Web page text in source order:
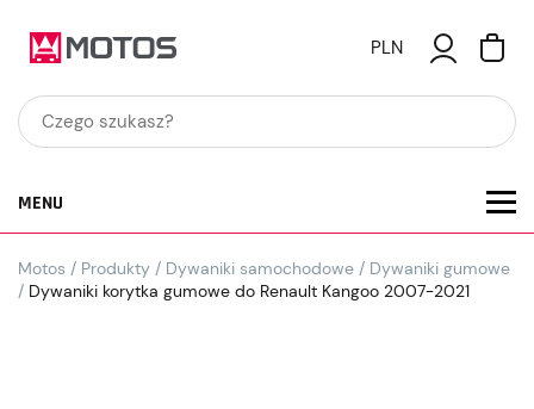
PLN
MENU
Motos / Produkty / Dywaniki samochodowe / Dywaniki gumowe
/ Dywaniki korytka gumowe do Renault Kangoo 2007-2021